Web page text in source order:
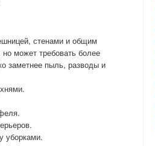
стенами и общим
может требовать более
заметнее пыль, разводы и
уборками.